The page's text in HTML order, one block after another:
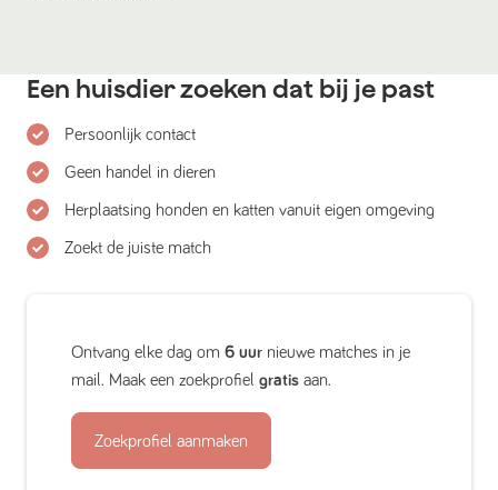
Een huisdier zoeken dat bij je past
Persoonlijk contact
Geen handel in dieren
Herplaatsing honden en katten vanuit eigen omgeving
Zoekt de juiste match
Ontvang elke dag om 6 uur nieuwe matches in je
mail. Maak een zoekprofiel gratis aan.
Zoekprofiel aanmaken